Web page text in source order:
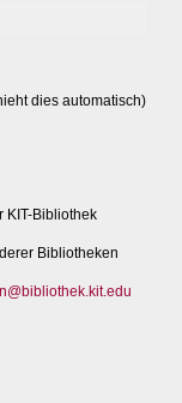
dies automatisch)
KIT-Bibliothek
Bibliotheken